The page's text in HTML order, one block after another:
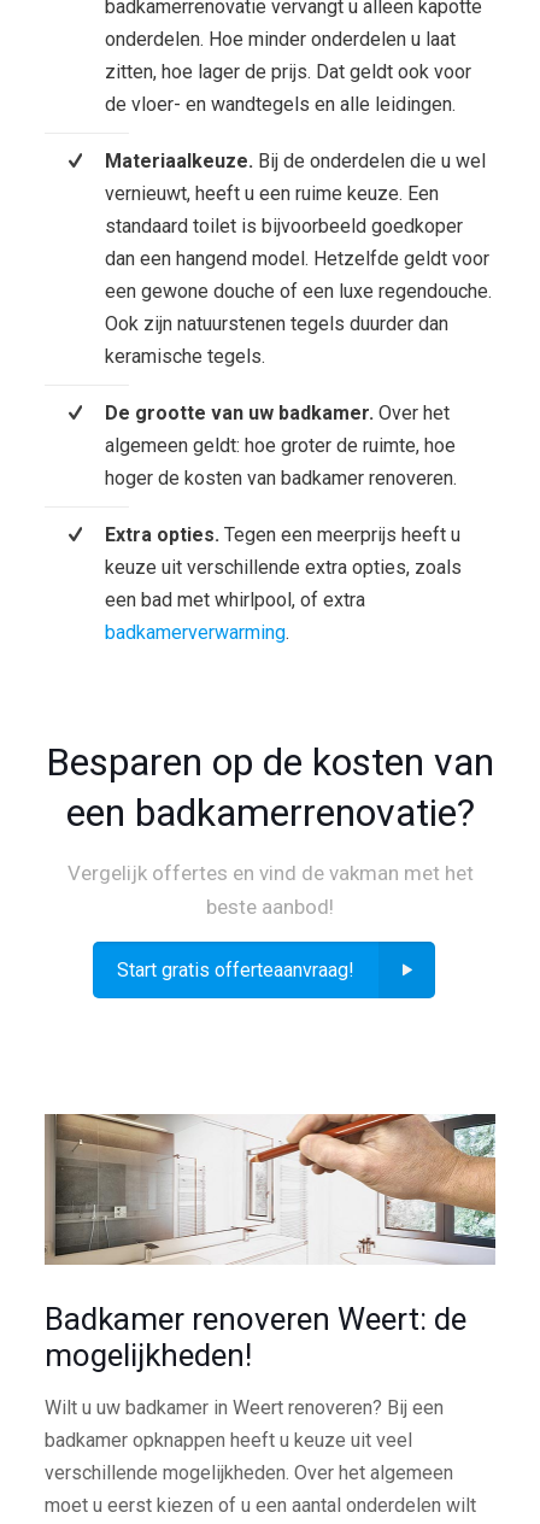
badkamerrenovatie vervangt u alleen kapotte
onderdelen. Hoe minder onderdelen u laat
zitten, hoe lager de prijs. Dat geldt ook voor
de vloer- en wandtegels en alle leidingen.
Materiaalkeuze. Bij de onderdelen die u wel
vernieuwt, heeft u een ruime keuze. Een
standaard toilet is bijvoorbeeld goedkoper
dan een hangend model. Hetzelfde geldt voor
een gewone douche of een luxe regendouche.
Ook zijn natuurstenen tegels duurder dan
keramische tegels.
De grootte van uw badkamer. Over het
algemeen geldt: hoe groter de ruimte, hoe
hoger de kosten van badkamer renoveren.
Extra opties. Tegen een meerprijs heeft u
keuze uit verschillende extra opties, zoals
een bad met whirlpool, of extra
badkamerverwarming.
Besparen op de kosten van
een badkamerrenovatie?
Vergelijk offertes en vind de vakman met het
beste aanbod!
Start gratis offerteaanvraag!
Badkamer renoveren Weert: de
mogelijkheden!
Wilt u uw badkamer in Weert renoveren? Bij een
badkamer opknappen heeft u keuze uit veel
verschillende mogelijkheden. Over het algemeen
moet u eerst kiezen of u een aantal onderdelen wilt